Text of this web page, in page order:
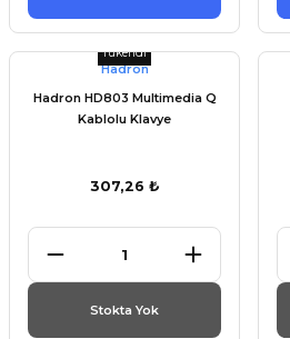
Çevirici
Tükendi
Hadron
Hadron HD803 Multimedia Q
Kablolu Klavye
307,26 ₺
Stokta Yok